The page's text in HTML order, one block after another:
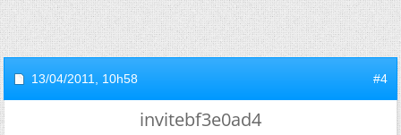
13/04/2011, 10h58 #4
invitebf3e0ad4